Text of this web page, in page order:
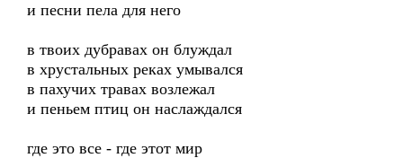
и песни пела для него
в твоих дубравах он блуждал
в хрустальных реках умывался
в пахучих травах возлежал
и пеньем птиц он наслаждался
где это все - где этот мир